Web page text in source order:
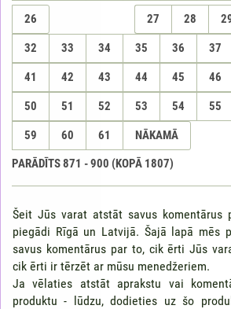
26 27 28
32 33 34 35 36 37
41 42 43 44 45 46
50 51 52 53 54 55
59 60 61
NĀKAMĀ
PARĀDĪTS871 -900 (KOPĀ 1807)
Šeit Jūs varat atstāt savus komentārus
piegādi Rīgā un Latvijā. Šajā lapā mēs
savus komentārus par to, cik ērti Jūs
cik ērti ir tērzēt ar mūsu menedžeriem.
Ja vēlaties atstāt aprakstu vai
produktu - lūdzu, dodieties uz šo